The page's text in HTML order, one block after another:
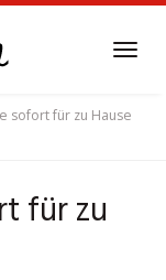
sofort für zu Hause
für zu